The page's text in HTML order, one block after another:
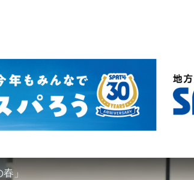
春」